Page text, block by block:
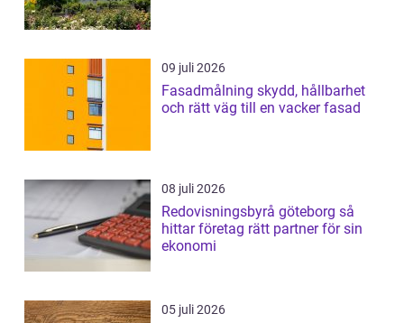
09 juli 2026
Fasadmålning skydd, hållbarhet
och rätt väg till en vacker fasad
08 juli 2026
Redovisningsbyrå göteborg så
hittar företag rätt partner för sin
ekonomi
05 juli 2026